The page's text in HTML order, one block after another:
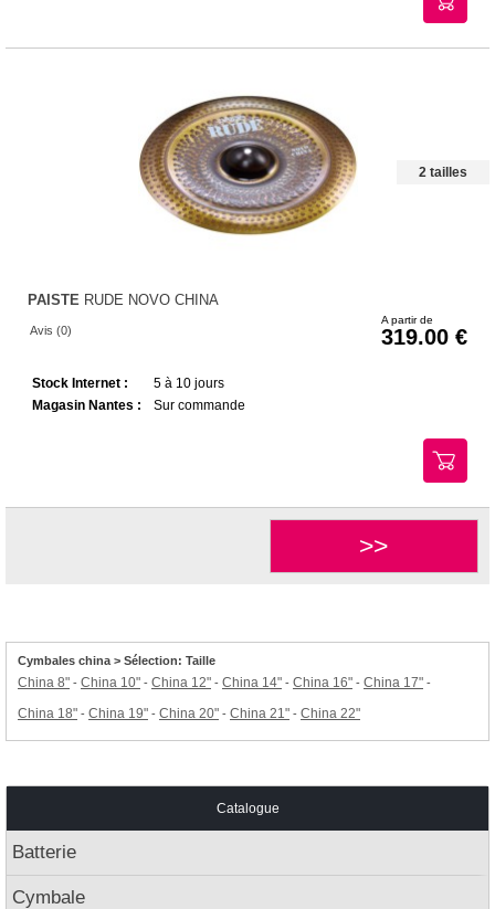
2 tailles
PAISTE RUDE NOVO CHINA
Avis (0)
A partir de
319.00
Stock Internet :
5 à 10 jours
Magasin Nantes :
Sur commande
>>
Cymbales china > Sélection: Taille
China 8" - China 10" - China 12" - China 14" - China 16" - China 17" -
China 18" - China 19" - China 20" - China 21" - China 22"
Catalogue
Batterie
Cymbale